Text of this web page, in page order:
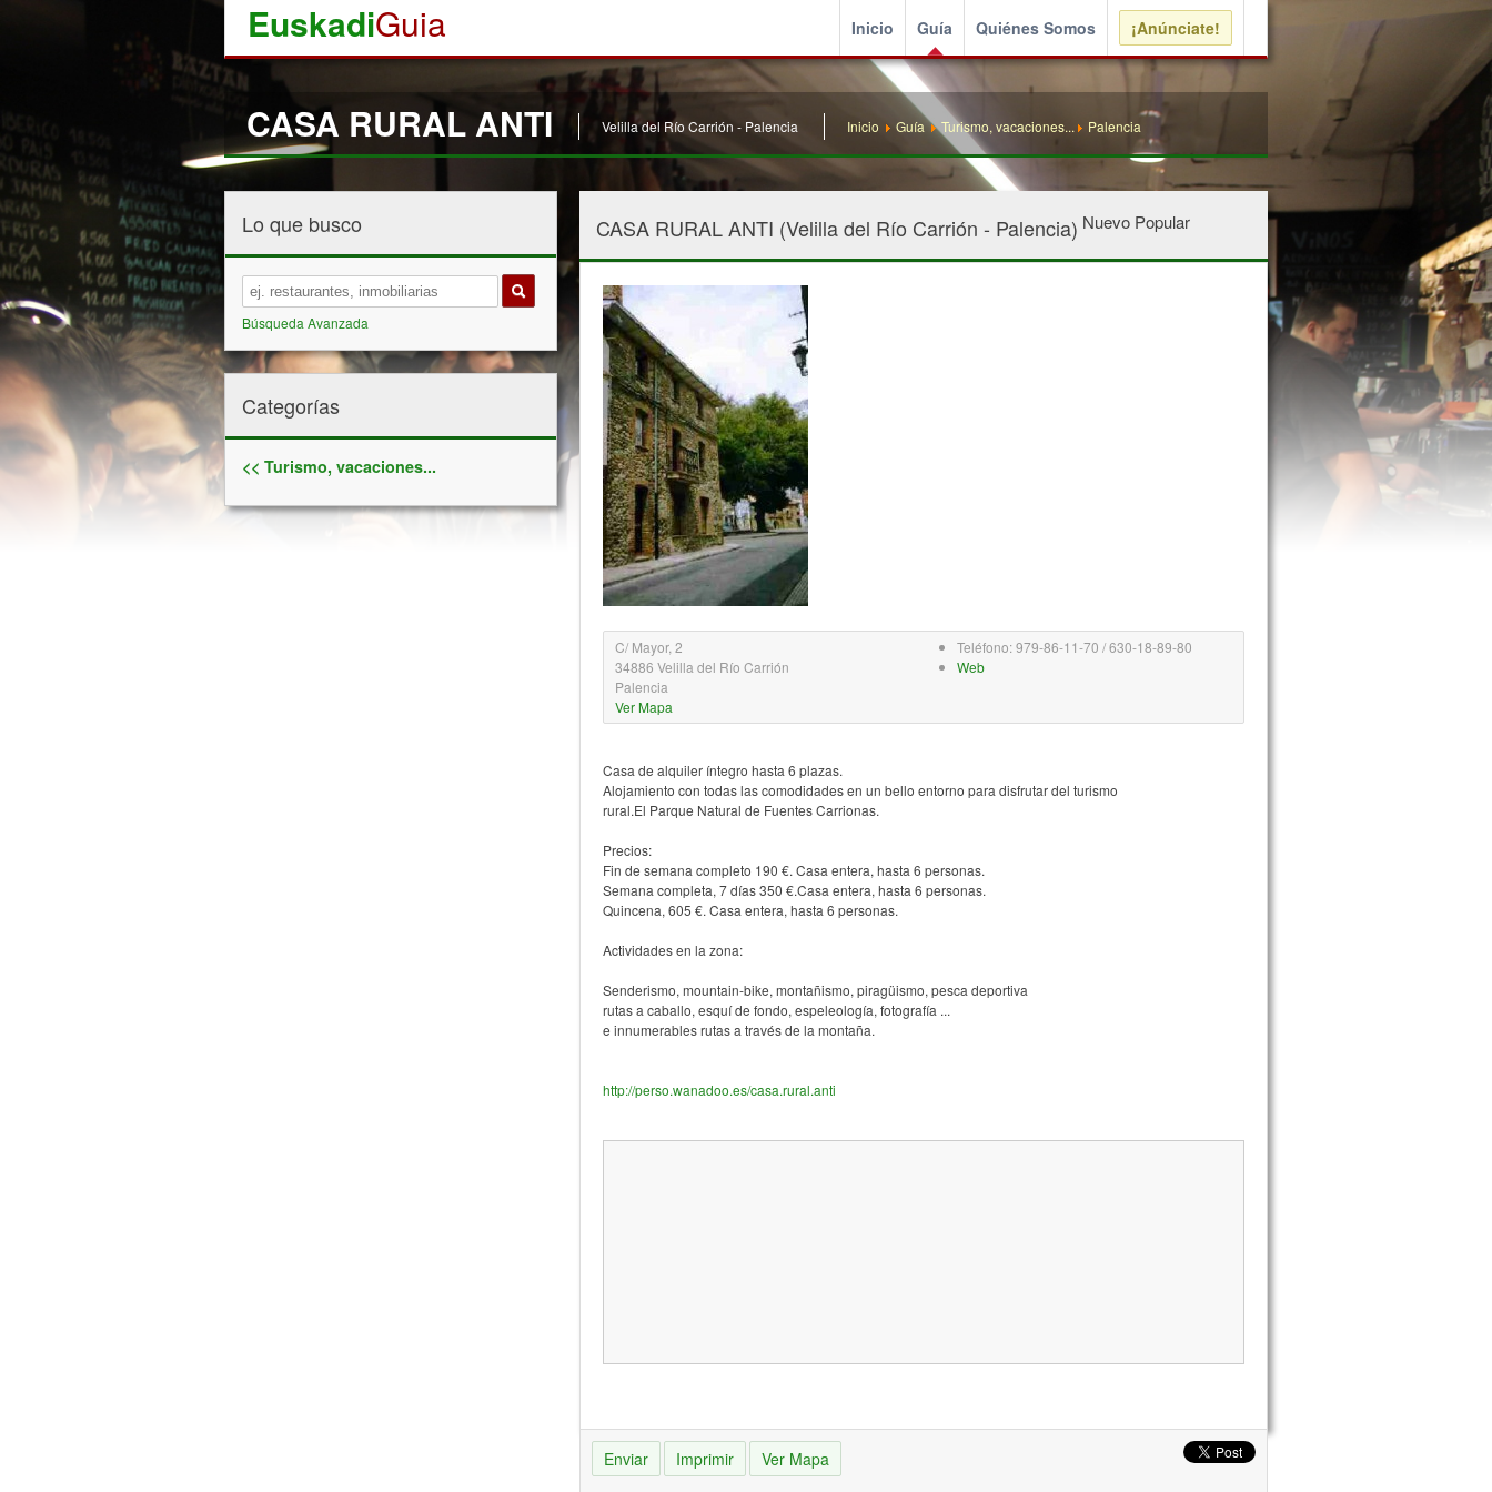
EuskadiGuia Inicio Guía Quiénes Somos ¡Anúnciate!
CASA RURAL ANTI Velilla del Río Carrión - Palencia Inicio Guía Turismo, vacaciones... Palencia
Lo que busco
Búsqueda Avanzada
Categorías
<< Turismo, vacaciones...
CASA RURAL ANTI (Velilla del Río Carrión - Palencia) Nuevo Popular
C/ Mayor, 2
34886 Velilla del Río Carrión
Palencia
Ver Mapa
Teléfono: 979-86-11-70 / 630-18-89-80
Web
Casa de alquiler íntegro hasta 6 plazas.
Alojamiento con todas las comodidades en un bello entorno para disfrutar del turismo
rural.El Parque Natural de Fuentes Carrionas.
Precios:
Fin de semana completo 190 €. Casa entera, hasta 6 personas.
Semana completa, 7 días 350 €.Casa entera, hasta 6 personas.
Quincena, 605 €. Casa entera, hasta 6 personas.
Actividades en la zona:
Senderismo, mountain-bike, montañismo, piragüismo, pesca deportiva
rutas a caballo, esquí de fondo, espeleología, fotografía ...
e innumerables rutas a través de la montaña.
http://perso.wanadoo.es/casa.rural.anti
Enviar Imprimir Ver Mapa